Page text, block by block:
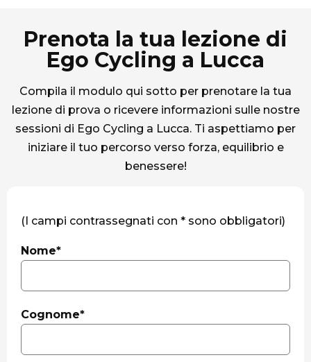
Prenota la tua lezione di
Ego Cycling a Lucca
Compila il modulo qui sotto per prenotare la tua
lezione di prova o ricevere informazioni sulle nostre
sessioni di Ego Cycling a Lucca. Ti aspettiamo per
iniziare il tuo percorso verso forza, equilibrio e
benessere!
(I campi contrassegnati con * sono obbligatori)
Nome*
Cognome*